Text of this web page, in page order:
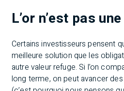
L’or n’est pas
Certains investisseurs pensent
meilleure solution que les
autre valeur refuge. Si l’on
long terme, on peut avancer